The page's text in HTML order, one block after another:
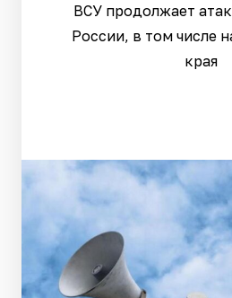
ВСУ продолжает
России, в том числе
края